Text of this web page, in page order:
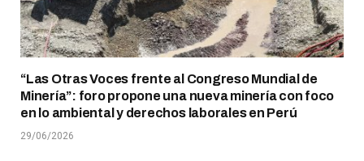
“Las Otras Voces frente al Congreso Mundial de
Minería”: foro propone una nueva minería con foco
en lo ambiental y derechos laborales en Perú
29/06/2026